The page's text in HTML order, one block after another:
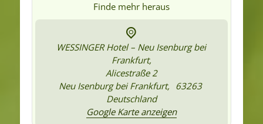
Finde mehr heraus
WESSINGER Hotel – Neu Isenburg bei
Frankfurt,
Alicestraße 2
Neu Isenburg bei Frankfurt, 63263
Deutschland
Google Karte anzeigen